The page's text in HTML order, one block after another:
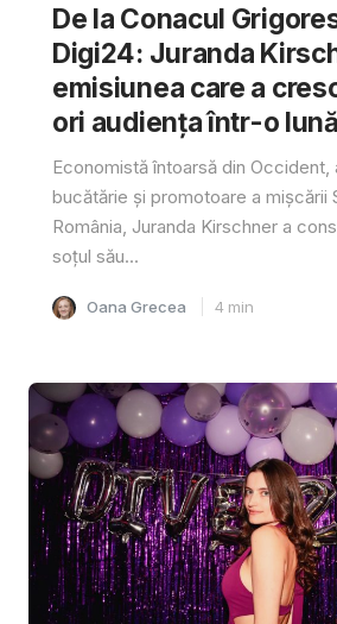
De la Conacul
Digi24: Juranda
emisiunea care a
ori audiența într-o lună
Economistă întoarsă din Occident,
bucătărie și promotoare a mișcării
România, Juranda Kirschner a
soțul său...
Oana Grecea 4 min